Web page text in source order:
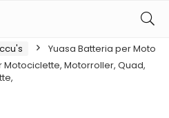
Yuasa Batteria per Moto
Motociclette, Motorroller, Quad,